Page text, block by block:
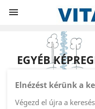

EGYÉB
Elnézést kérünk a
Végezd el újra a